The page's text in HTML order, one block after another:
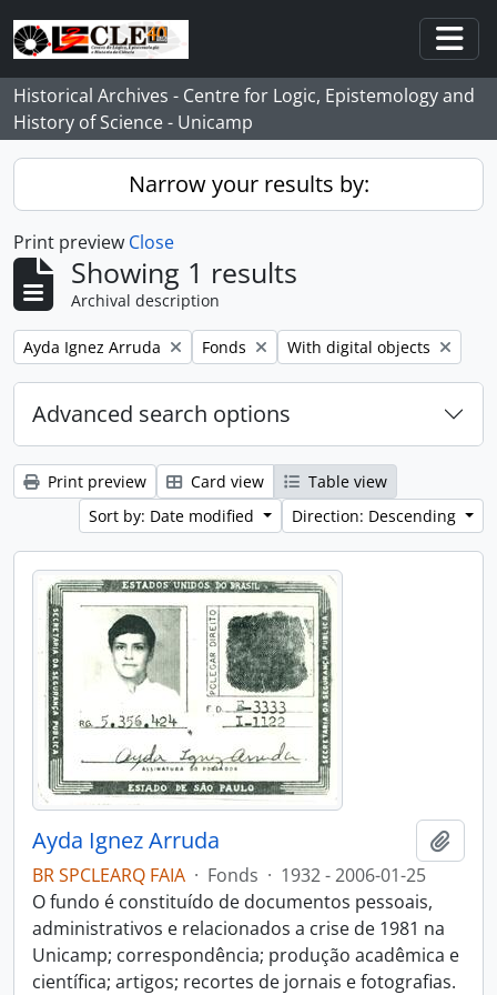
Skip to main content
Historical Archives - Centre for Logic, Epistemology and
History of Science - Unicamp
Narrow your results by:
Print preview Close
Showing 1 results
Archival description
Remove filter:
Ayda Ignez Arruda Remove filter:
Fonds Remove filter:
With digital objects
Advanced search options
Print preview Card view
Table view
Sort by: Date modified
Direction: Descending
Ayda Ignez Arruda
BR SPCLEARQ FAIA · Fonds · 1932 - 2006-01-25
O fundo é constituído de documentos pessoais,
administrativos e relacionados a crise de 1981 na
Unicamp; correspondência; produção acadêmica e
científica; artigos; recortes de jornais e fotografias.